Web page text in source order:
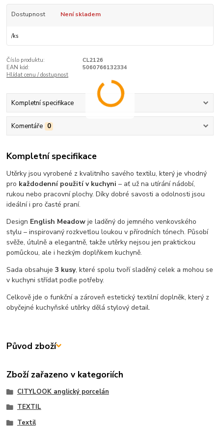
Dostupnost Není skladem
/ks
Číslo produktu:
CL2126
EAN kód:
5060766132334
Hlídat cenu / dostupnost
Kompletní specifikace
Komentáře 0
Kompletní specifikace
Utěrky jsou vyrobené z kvalitního savého textilu, který je vhodný
pro každodenní použití v kuchyni – ať už na utírání nádobí,
rukou nebo pracovní plochy. Díky dobré savosti a odolnosti jsou
ideální i pro časté praní.
Design English Meadow je laděný do jemného venkovského
stylu – inspirovaný rozkvetlou loukou v přírodních tónech. Působí
svěže, útulně a elegantně, takže utěrky nejsou jen praktickou
pomůckou, ale i hezkým doplňkem kuchyně.
Sada obsahuje3 kusy, které spolu tvoří sladěný celek a mohou se
v kuchyni střídat podle potřeby.
Celkově jde o funkční a zároveň estetický textilní doplněk, který z
obyčejné kuchyňské utěrky dělá stylový detail.
Původ zboží
Zboží zařazeno v kategoriích
CITYLOOK anglický porcelán
TEXTIL
Textil